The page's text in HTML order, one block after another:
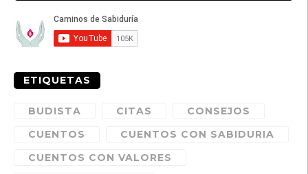
ETIQUETAS
BUDISTA CITAS
CONSEJOS
CUENTOS
CUENTOS CON SABIDURIA
CUENTOS CON VALORES